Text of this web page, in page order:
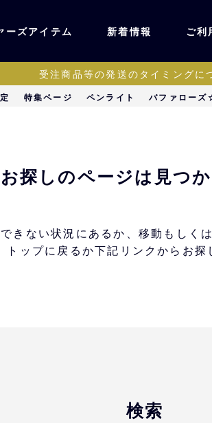
ック
ユニフォーム・
キーホルダー
ーズアイテム 新着情報 ご利
受注商品等の発送のタイミングに
特集ページ ペンライト バファローズ
お探しのページは見つ
きない状況にあるか、移動もしく
トップに戻るか下記リンクからお探
検索